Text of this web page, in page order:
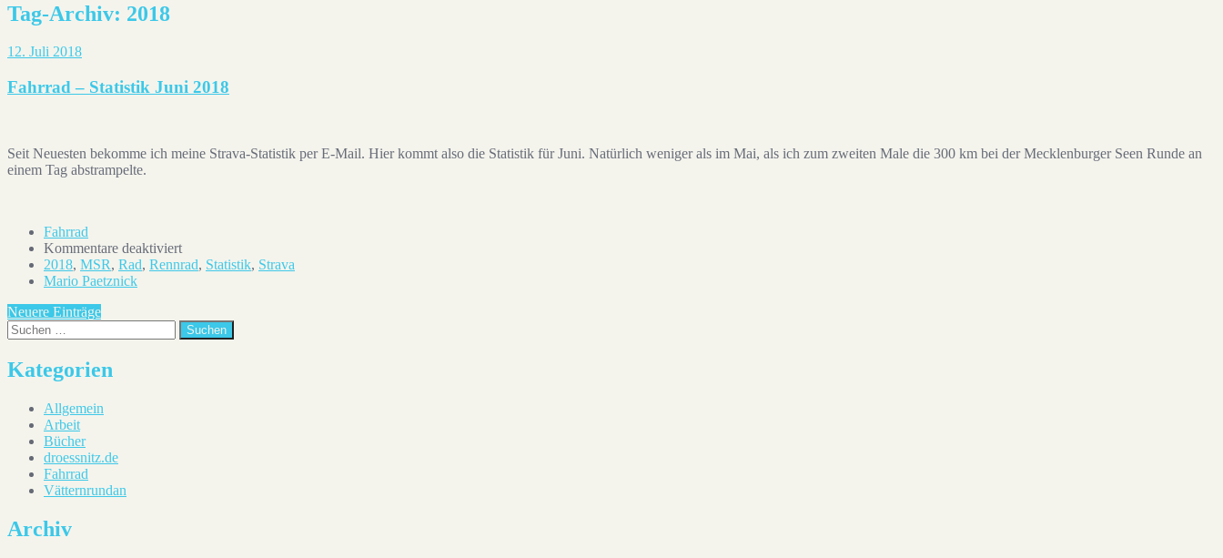
Tag-Archiv: 2018
12. Juli 2018
Fahrrad – Statistik Juni 2018
Seit Neuesten bekomme ich meine Strava-Statistik per E-Mail. Hier kommt also die Statistik für Juni. Natürlich weniger als im Mai, als ich zum zweiten Male die 300 km bei der Mecklenburger Seen Runde an
einem Tag abstrampelte.
Fahrrad
Kommentare deaktiviertfür
Fahrrad
2018
2018, MSR, Rad, Rennrad, Statistik, Strava
Mario Paetznick
Beitrag-
Navigation
Neuere Einträge
Suchen
Kategorien
Allgemein
Arbeit
Bücher
droessnitz.de
Fahrrad
Vätternrundan
Archiv